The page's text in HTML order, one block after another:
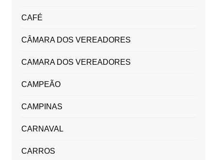
CAFÉ
CÂMARA DOS VEREADORES
CAMARA DOS VEREADORES
CAMPEÃO
CAMPINAS
CARNAVAL
CARROS